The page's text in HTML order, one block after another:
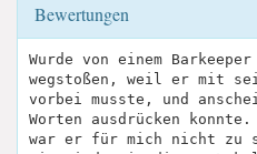
Bewertungen
Wurde von einem
wegstoßen, weil er mit
vorbei musste, und
Worten ausdrücken
war er für mich nicht zu